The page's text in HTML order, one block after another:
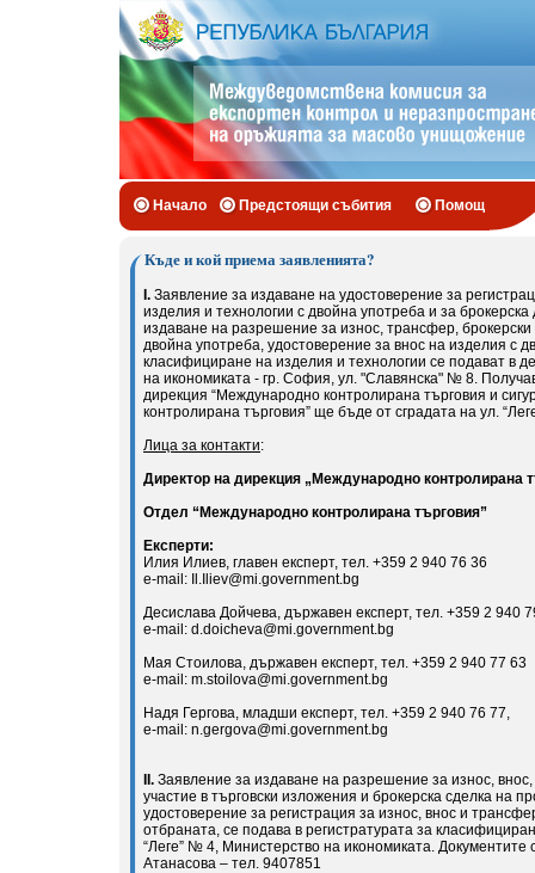
Начало Предстоящи събития Помощ
Къде и кой приема заявленията?
I. Заявление за издаване на удостоверение за
изделия и технологии с двойна употреба и за
издаване на разрешение за износ, трансфер, брокерски
двойна употреба, удостоверение за внос на изделия с
класифициране на изделия и технологии се подават в
на икономиката - гр. София, ул. "Славянска" № 8.
дирекция “Международно контролирана търговия и
контролирана търговия” ще бъде от сградата на ул.
Лица за контакти:
Директор на дирекция „Международно контролирана
Отдел “Международно контролирана търговия”
Експерти:
Илия Илиев, главен експерт, тел. +359 2 940 76 36
e-mail: Il.Iliev@mi.government.bg
Десислава Дойчева, държавен експерт, тел. +359 2 940
e-mail: d.doicheva@mi.government.bg
Мая Стоилова, държавен експерт, тел. +359 2 940 77 63
e-mail: m.stoilova@mi.government.bg
Надя Гергова, младши експерт, тел. +359 2 940 76 77,
e-mail: n.gergova@mi.government.bg
ІІ. Заявление за издаване на разрешение за износ,
участие в търговски изложения и брокерска сделка на
удостоверение за регистрация за износ, внос и
отбраната, се подава в регистратурата за
“Леге” № 4, Министерство на икономиката. Документите
Атанасова – тел. 9407851